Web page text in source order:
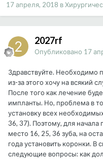
17 апреля, 2018 в
2027rf
Опубликовано 17
Здравствуйте. Необходимо
из-за этого хочу на всякий
После того как лечение
импланты. Но, проблема в
установку всех
36, 37). Поэтому, для
место 16, 25, 36 зуба, на
года установить коронки. В
следующие вопросы: как